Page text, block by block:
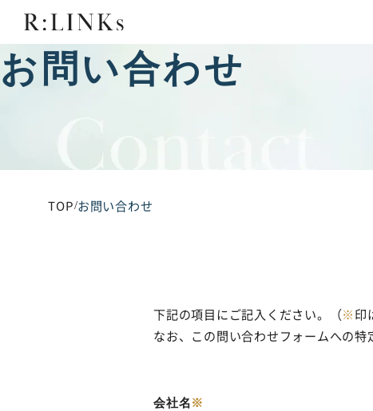
お問い合わせ
TOP/お問い合わせ
下記の項目にご記入ください。 （※印
なお、この問い合わせフォームへの特
会社名※